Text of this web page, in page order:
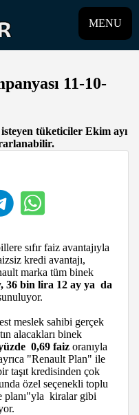
MENU
11-10-
tüketiciler Ekim ayı
sıfır faiz avantajıyla
kredi avantajı,
marka tüm binek
36 bin lira 12 ay ya da
meslek sahibi gerçek
alacakları binek
0,69 faiz oranıyla
"Renault Plan" ile
taşıt kredisinden çok
özel seçenekli toplu
planı"yla kiralar gibi